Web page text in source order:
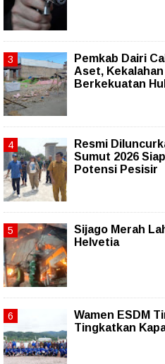
Pemkab Dairi
Aset,
Berkekuatan
Resmi
Sumut 2026
Potensi Pesisir
Sijago Merah
Helvetia
Wamen ESDM
Tingkatkan